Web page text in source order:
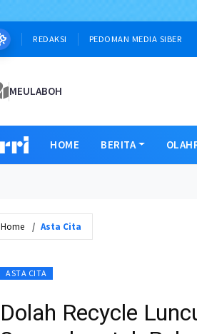
REDAKSI PEDOMAN MEDIA SIBER
MEULABOH
HOME BERITA
Home Asta Cita
ASTA CITA
Dolah Recycle